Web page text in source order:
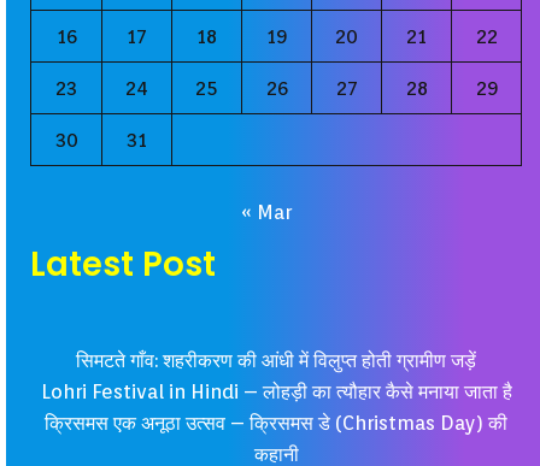
16 17 18 19 20 21 22
23 24 25 26 27 28 29
30 31
« Mar
Latest Post
सिमटते गाँव: शहरीकरण की आंधी में विलुप्त होती ग्रामीण जड़ें
Lohri Festival in Hindi – लोहड़ी का त्यौहार कैसे मनाया जाता है
क्रिसमस एक अनूठा उत्सव – क्रिसमस डे (Christmas Day) की
कहानी